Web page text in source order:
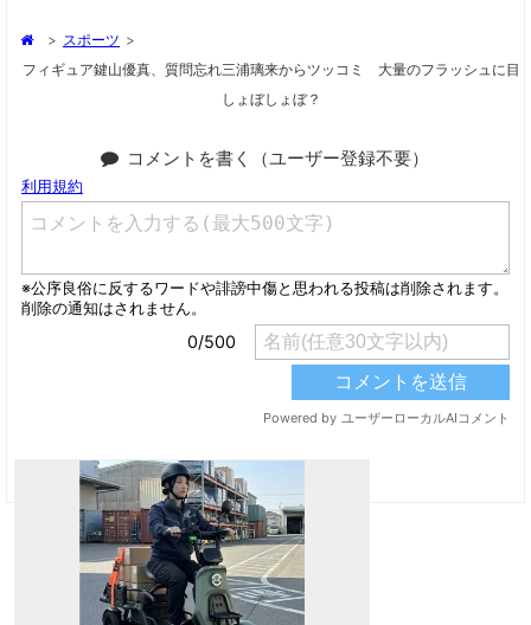
> スポーツ >
フィギュア鍵山優真、質問忘れ三浦璃来からツッコミ 大量のフラッシュに目
しょぼしょぼ？
コメントを書く（ユーザー登録不要）